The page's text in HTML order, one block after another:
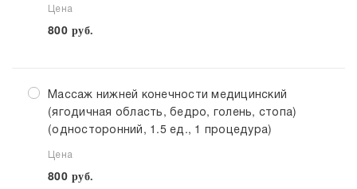
Цена
800 руб.
Массаж нижней конечности медицинский
(ягодичная область, бедро, голень, стопа)
(односторонний, 1.5 ед., 1 процедура)
Цена
800 руб.